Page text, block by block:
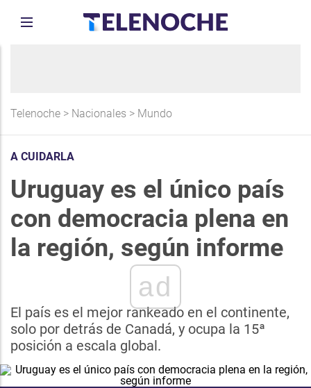
Telenoche > Nacionales > Mundo
A CUIDARLA
Uruguay es el único país
con democracia plena en
la región, según informe
ad
El país es el mejor rankeado en el continente,
solo por detrás de Canadá, y ocupa la 15ª
posición a escala global.